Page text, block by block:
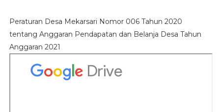
Peraturan Desa Mekarsari Nomor 006 Tahun 2020
tentang Anggaran Pendapatan dan Belanja Desa Tahun
Anggaran 2021